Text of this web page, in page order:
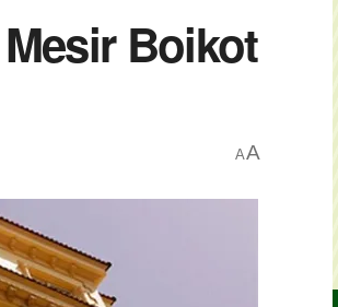
Boikot
AA